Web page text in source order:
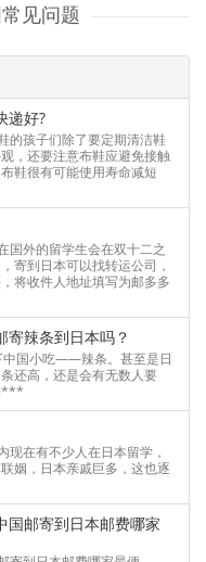
见问题
递好?
的孩子们除了要定期清洁鞋
，还要注意布鞋应避免接触
鞋很有可能使用寿命减短
国外的留学生会在双十二之
寄到日本可以找转运公司，
将收件人地址填写为邮多多
寄辣条到日本吗？
国小吃——辣条。甚至是日
还高，还是会有无数人要
***
在有不少人在日本留学，
姻，日本亲戚巨多，这也逐
国邮寄到日本邮费哪家